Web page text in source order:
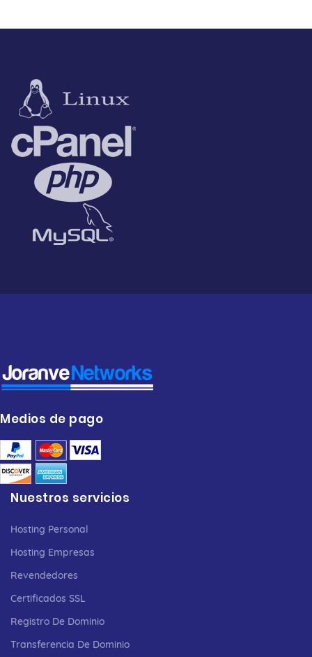
Medios de pago
Nuestros servicios
Hosting Personal
Hosting Empresas
Revendedores
Certificados SSL
Registro De Dominio
Transferencia De Dominio